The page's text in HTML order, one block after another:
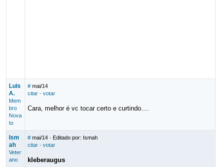
Luis
A.
Mem
bro
Nova
to
# mai/14
citar· votar
Cara, melhor é vc tocar certo e curtindo....
Ism
ah
Veter
ano
# mai/14· Editado por: Ismah
citar· votar
kleberaugus